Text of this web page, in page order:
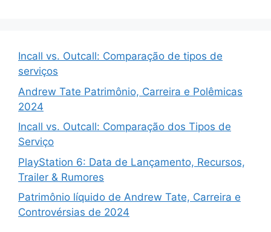
Incall vs. Outcall: Comparação de tipos de
serviços
Andrew Tate Patrimônio, Carreira e Polêmicas
2024
Incall vs. Outcall: Comparação dos Tipos de
Serviço
PlayStation 6: Data de Lançamento, Recursos,
Trailer & Rumores
Patrimônio líquido de Andrew Tate, Carreira e
Controvérsias de 2024